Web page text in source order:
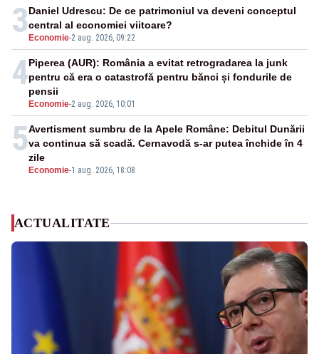
3 Economie-2 aug. 2026, 09:22
Daniel Udrescu: De ce patrimoniul va deveni conceptul
central al economiei viitoare?
4
Economie-2 aug. 2026, 10:01
Piperea (AUR): România a evitat retrogradarea la junk
pentru că era o catastrofă pentru bănci și fondurile de
pensii
5
Economie-1 aug. 2026, 18:08
Avertisment sumbru de la Apele Române: Debitul Dunării
va continua să scadă. Cernavodă s-ar putea închide în 4
zile
ACTUALITATE